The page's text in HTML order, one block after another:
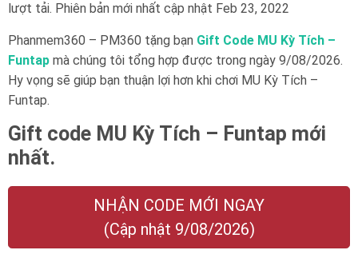
lượt tải. Phiên bản mới nhất cập nhật Feb 23, 2022
Phanmem360 – PM360 tặng bạn Gift Code MU Kỳ Tích –
Funtap mà chúng tôi tổng hợp được trong ngày 9/08/2026.
Hy vọng sẽ giúp bạn thuận lợi hơn khi chơi MU Kỳ Tích –
Funtap.
Gift code MU Kỳ Tích – Funtap mới
nhất.
NHẬN CODE MỚI NGAY
(Cập nhật 9/08/2026)